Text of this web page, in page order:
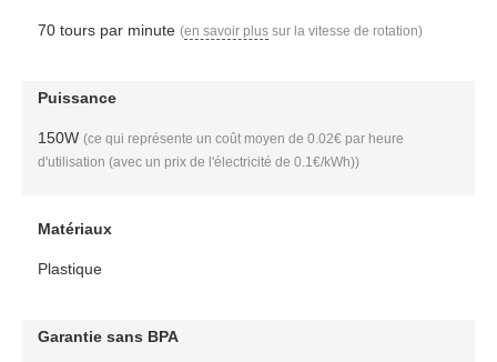
70 tours par minute (en savoir plussur la vitesse de rotation)
Puissance
150W (ce qui représente un coût moyen de 0.02€ par heure
d'utilisation (avec un prix de l'électricité de 0.1€/kWh))
Matériaux
Plastique
Garantie sans BPA